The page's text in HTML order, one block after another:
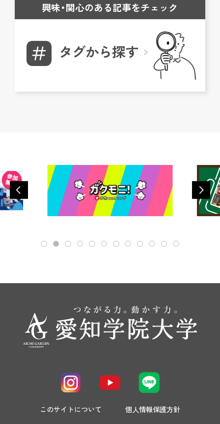
興味・関心のある記事をチェック
タグから探す
このサイトについて 個人情報保護方針